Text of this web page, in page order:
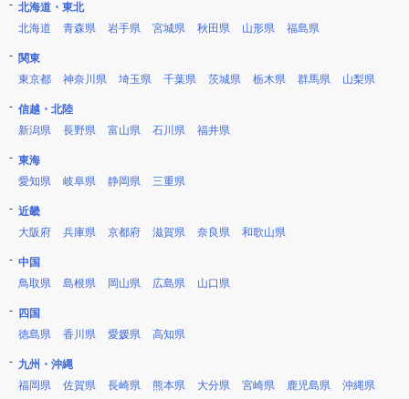
北海道・東北
北海道
青森県 岩手県 宮城県 秋田県 山形県 福島県
関東
東京都
神奈川県 埼玉県 千葉県 茨城県 栃木県 群馬県 山梨県
信越・北陸
新潟県
長野県 富山県 石川県 福井県
東海
愛知県
岐阜県 静岡県 三重県
近畿
大阪府
兵庫県 京都府 滋賀県 奈良県 和歌山県
中国
鳥取県
島根県 岡山県 広島県 山口県
四国
徳島県
香川県 愛媛県 高知県
九州・沖縄
福岡県
佐賀県 長崎県 熊本県 大分県 宮崎県 鹿児島県 沖縄県